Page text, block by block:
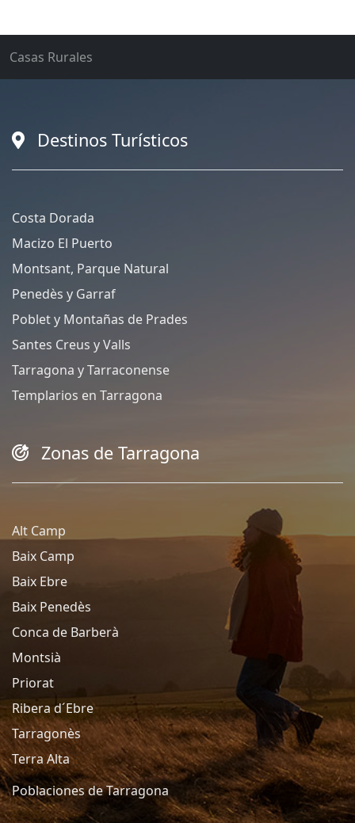
Casas Rurales
Destinos Turísticos
Costa Dorada
Macizo El Puerto
Montsant, Parque Natural
Penedès y Garraf
Poblet y Montañas de Prades
Santes Creus y Valls
Tarragona y Tarraconense
Templarios en Tarragona
Zonas de Tarragona
Alt Camp
Baix Camp
Baix Ebre
Baix Penedès
Conca de Barberà
Montsià
Priorat
Ribera d´Ebre
Tarragonès
Terra Alta
Poblaciones de Tarragona